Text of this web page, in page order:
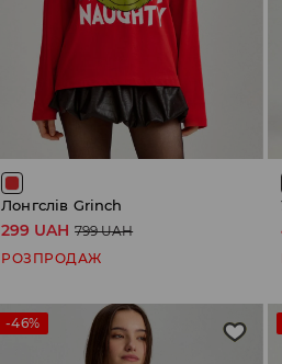
Лонгслів Grinch
299 UAH 799 UAH
РОЗПРОДАЖ
-46%